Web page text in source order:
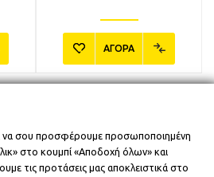
ΑΓΟΡΑ
στο Newsletter
πρώτοι για τα νέαπροϊόντα
μας!
να σου προσφέρουμε προσωποποιημένη
στο κουμπί «Αποδοχή όλων» και
τις προτάσεις μας αποκλειστικά στο